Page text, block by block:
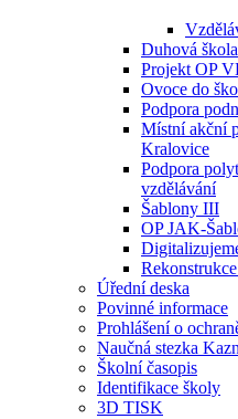
Duhová škola
Projekt OP
Ovoce do
Podpora
Místní akční
Kralovice
Podpora
vzdělávání
Šablony III
OP JAK-
Úřední deska
Povinné informace
Prohlášení o
Naučná stezka
Školní časopis
Identifikace školy
3D TISK